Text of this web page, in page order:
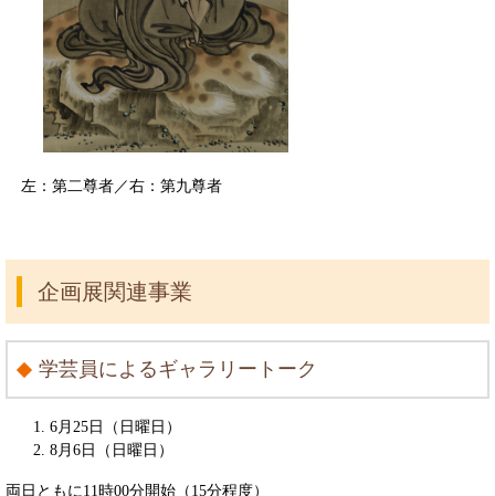
左：第二尊者／右：第九尊者
企画展関連事業
学芸員によるギャラリートーク
6月25日（日曜日）
8月6日（日曜日）
両日ともに11時00分開始（15分程度）